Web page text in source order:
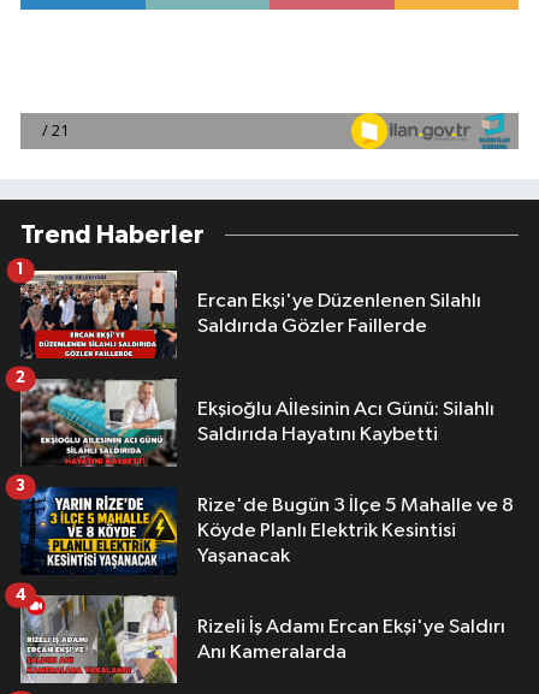
Trend Haberler
Ercan Ekşi'ye Düzenlenen Silahlı
Saldırıda Gözler Faillerde
1
Ekşioğlu Aİlesinin Acı Günü: Silahlı
Saldırıda Hayatını Kaybetti
2
Rize'de Bugün 3 İlçe 5 Mahalle ve 8
Köyde Planlı Elektrik Kesintisi
Yaşanacak
3
Rizeli İş Adamı Ercan Ekşi'ye Saldırı
Anı Kameralarda
4